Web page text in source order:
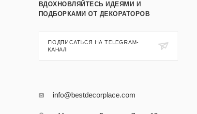
ВДОХНОВЛЯЙТЕСЬ ИДЕЯМИ И
ПОДБОРКАМИ ОТ ДЕКОРАТОРОВ
ПОДПИСАТЬСЯ НА TELEGRAM-
КАНАЛ
info@bestdecorplace.com